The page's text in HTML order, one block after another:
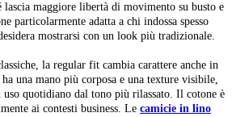
maggiore libertà di movimento su busto e
particolarmente adatta a chi indossa spesso
mostrarsi con un look più tradizionale.
la regular fit cambia carattere anche in
una mano più corposa e una texture visibile,
quotidiano dal tono più rilassato. Il cotone è
ai contesti business. Le camicie in lino